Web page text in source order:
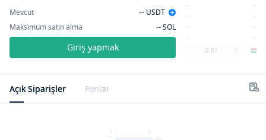
Mevcut -- USDT
Maksimum satın alma
--SOL
Giriş yapmak
--
--
--
--
--
--
--
--
0.01
Açık Siparişler Fonlar